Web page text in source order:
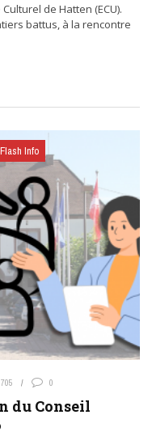
de Hatten (ECU).
battus, à la rencontre
Flash Info
705 0
du Conseil